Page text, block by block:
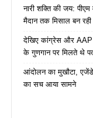
नारी शक्ति की जय:
मैदान तक मिसाल बन रही
देखिए कांग्रेस और AAP
के गुणगान पर मिलते थे
आंदोलन का मुखौटा,
का सच आया सामने